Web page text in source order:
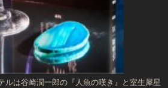
ルは谷崎潤一郎の『人魚の嘆き』と室生犀星